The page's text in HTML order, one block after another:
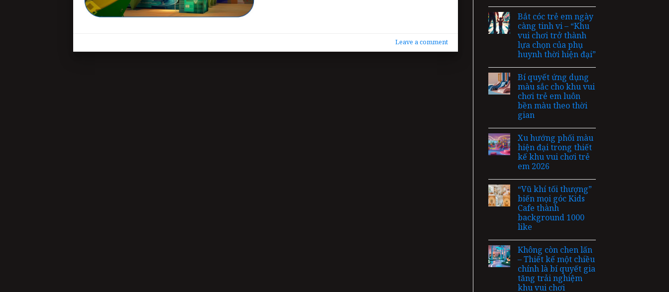
Leave a comment
Bắt cóc trẻ em ngày
càng tinh vi – “Khu
vui chơi trở thành
lựa chọn của phụ
huynh thời hiện đại”
Bí quyết ứng dụng
màu sắc cho khu vui
chơi trẻ em luôn
bền màu theo thời
gian
Xu hướng phối màu
hiện đại trong thiết
kế khu vui chơi trẻ
em 2026
“Vũ khí tối thượng”
biến mọi góc Kids
Cafe thành
background 1000
like
Không còn chen lấn
– Thiết kế một chiều
chính là bí quyết gia
tăng trải nghiệm
khu vui chơi